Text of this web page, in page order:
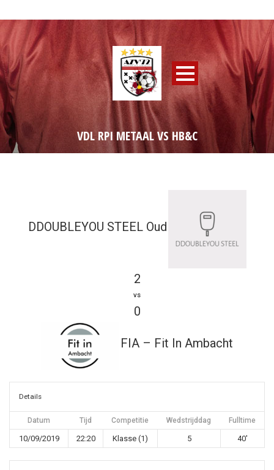
VDL RPI METAAL VS HB&C
DDOUBLEYOU STEEL Oud
2
vs
0
FIA – Fit In Ambacht
Details
Datum Tijd Competitie Wedstrijddag Fulltime
10/09/2019 22:20 Klasse (1) 5 40'